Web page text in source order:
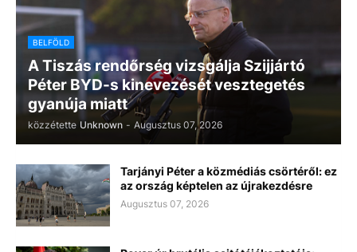
BELFÖLD
A Tiszás rendőrség vizsgálja Szijjártó
Péter BYD-s kinevezését vesztegetés
gyanúja miatt
közzétette Unknown - Augusztus 07, 2026
Tarjányi Péter a közmédiás csörtéről: ez
az ország képtelen az újrakezdésre
Augusztus 07, 2026